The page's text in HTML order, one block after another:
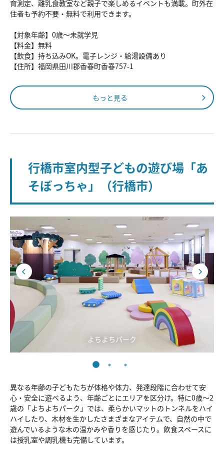
育測定、離乳食教室など親子で楽しめるイベントも満載。町外在
住者も予約不要・無料で利用できます。
【対象年齢】0歳～未就学児
【料金】無料
【飲食】持ち込みOK。電子レンジ・給湯設備あり
【住所】福岡県田川郡香春町香春757-1
もっと見る
行橋市室内型子どもの遊び場「あ
そぼっちゃ」（行橋市）
よちよちパーク
異なる年齢の子どもたちが体格や体力、発達段階に合わせて安
心・安全に遊べるよう、年齢ごとにエリアを区分け。特に0歳～2
歳の「よちよちパーク」では、柔らかいマットのトンネルをハイ
ハイしたり、木材を生かしたさまざまなアイテムで、自然の中で
遊んでいるような木の温かみや香りを感じたり。飲食スペースに
は授乳室や調乳機も完備しています。